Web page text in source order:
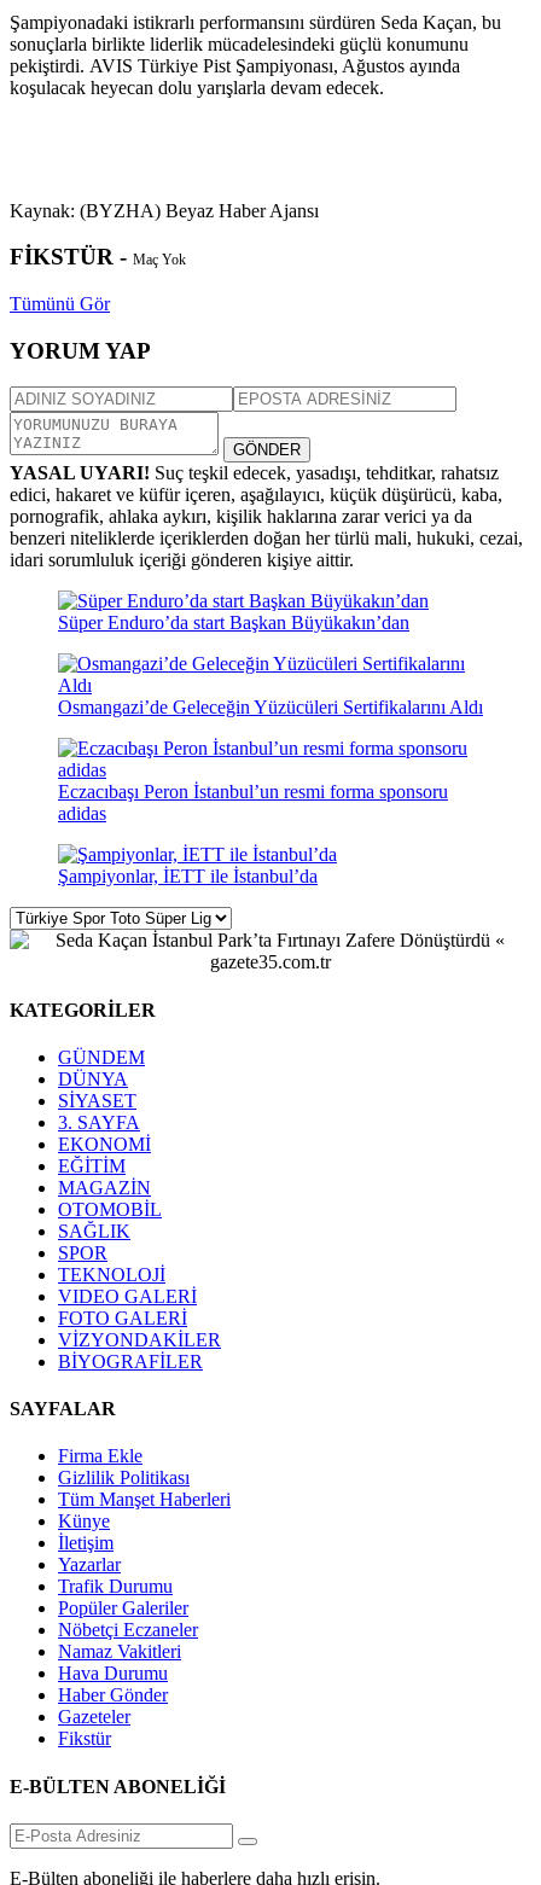
Şampiyonadaki istikrarlı performansını sürdüren Seda Kaçan, bu
sonuçlarla birlikte liderlik mücadelesindeki güçlü konumunu
pekiştirdi. AVIS Türkiye Pist Şampiyonası, Ağustos ayında
koşulacak heyecan dolu yarışlarla devam edecek.
Kaynak: (BYZHA) Beyaz Haber Ajansı
FİKSTÜR - Maç Yok
Tümünü Gör
YORUM YAP
GÖNDER
YASAL UYARI! Suç teşkil edecek, yasadışı, tehditkar, rahatsız
edici, hakaret ve küfür içeren, aşağılayıcı, küçük düşürücü, kaba,
pornografik, ahlaka aykırı, kişilik haklarına zarar verici ya da
benzeri niteliklerde içeriklerden doğan her türlü mali, hukuki, cezai,
idari sorumluluk içeriği gönderen kişiye aittir.
Süper Enduro’da start Başkan Büyükakın’dan
Osmangazi’de Geleceğin Yüzücüleri Sertifikalarını Aldı
Eczacıbaşı Peron İstanbul’un resmi forma sponsoru
adidas
Şampiyonlar, İETT ile İstanbul’da
KATEGORİLER
GÜNDEM
DÜNYA
SİYASET
3. SAYFA
EKONOMİ
EĞİTİM
MAGAZİN
OTOMOBİL
SAĞLIK
SPOR
TEKNOLOJİ
VIDEO GALERİ
FOTO GALERİ
VİZYONDAKİLER
BİYOGRAFİLER
SAYFALAR
Firma Ekle
Gizlilik Politikası
Tüm Manşet Haberleri
Künye
İletişim
Yazarlar
Trafik Durumu
Popüler Galeriler
Nöbetçi Eczaneler
Namaz Vakitleri
Hava Durumu
Haber Gönder
Gazeteler
Fikstür
E-BÜLTEN ABONELİĞİ
E-Bülten aboneliği ile haberlere daha hızlı erişin.